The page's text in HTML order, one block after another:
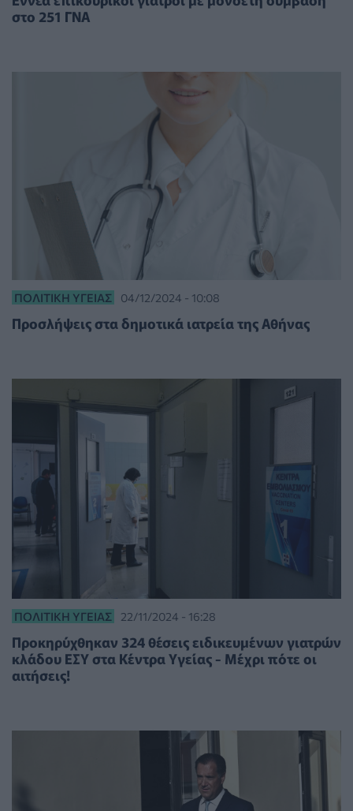
στο 251 ΓΝΑ
ΠΟΛΙΤΙΚΉ ΥΓΕΊΑΣ 04/12/2024 - 10:08
Προσλήψεις στα δημοτικά ιατρεία της Αθήνας
ΠΟΛΙΤΙΚΉ ΥΓΕΊΑΣ 22/11/2024 - 16:28
Προκηρύχθηκαν 324 θέσεις ειδικευμένων γιατρών
κλάδου ΕΣΥ στα Κέντρα Υγείας - Μέχρι πότε οι
αιτήσεις!